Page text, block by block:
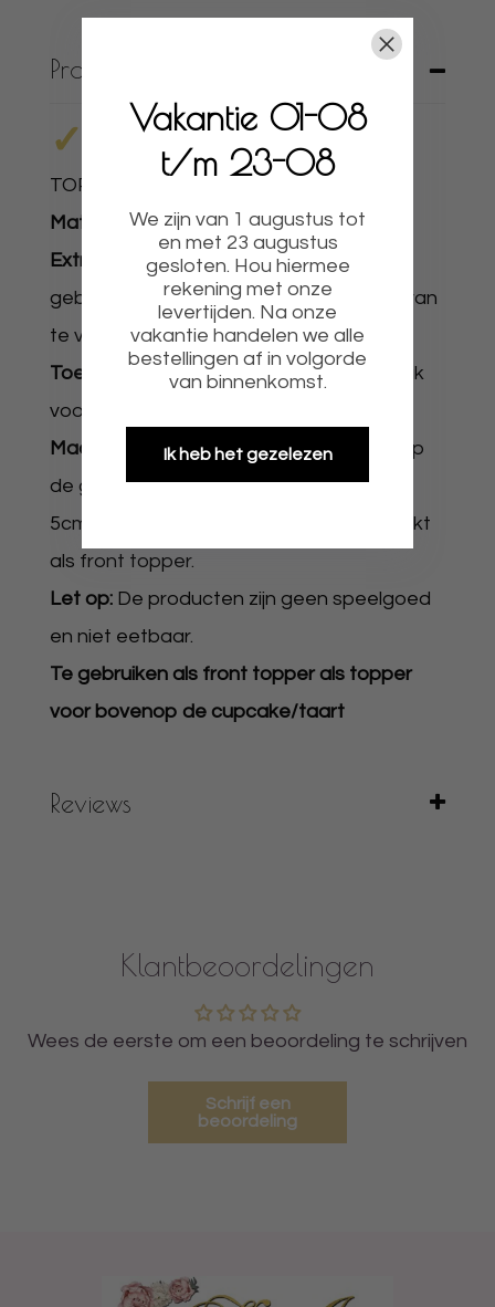
Productbeschrijving
✓
UNIEKE CUPCAKE
TOPPERS
Materiaal:Hout of acryl.
Extra:
De houten toppers zijn klaar voor
gebruik de acryl toppers raden we aan van
te voren met de hand af te wassen.
Toepassing:
Te gebruiken op al uw gebak
voor leuke decoratie.
Maat:
Is geheel naar wens en brekend op
de grootste zijde. Cupcake formaat is 4-
5cm of 6-7cm daarboven is meer geschikt
als front topper.
Let op: De producten zijn geen speelgoed
en niet eetbaar.
Te gebruiken als front topper als topper
voor bovenop de cupcake/taart
Reviews
Klantbeoordelingen
Wees de eerste om een beoordeling te schrijven
Schrijf een
beoordeling
Vakantie 01-08
t/m 23-08
We zijn van 1 augustus tot
en met 23 augustus
gesloten. Hou hiermee
rekening met onze
levertijden. Na onze
vakantie handelen we alle
bestellingen af in volgorde
van binnenkomst.
Ik heb het gezelezen